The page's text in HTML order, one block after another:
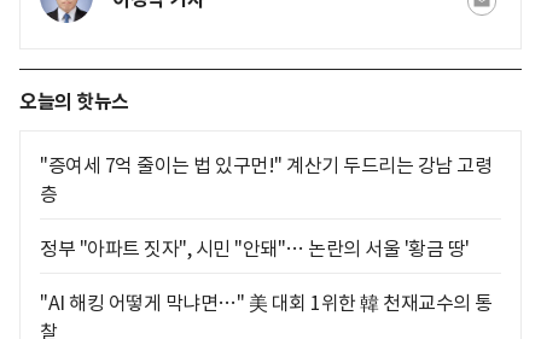
오늘의 핫뉴스
"증여세 7억 줄이는 법 있구먼!" 계산기 두드리는 강남 고령
층
정부 "아파트 짓자", 시민 "안돼"… 논란의 서울 '황금 땅'
"AI 해킹 어떻게 막냐면…" 美 대회 1위한 韓 천재교수의 통
찰